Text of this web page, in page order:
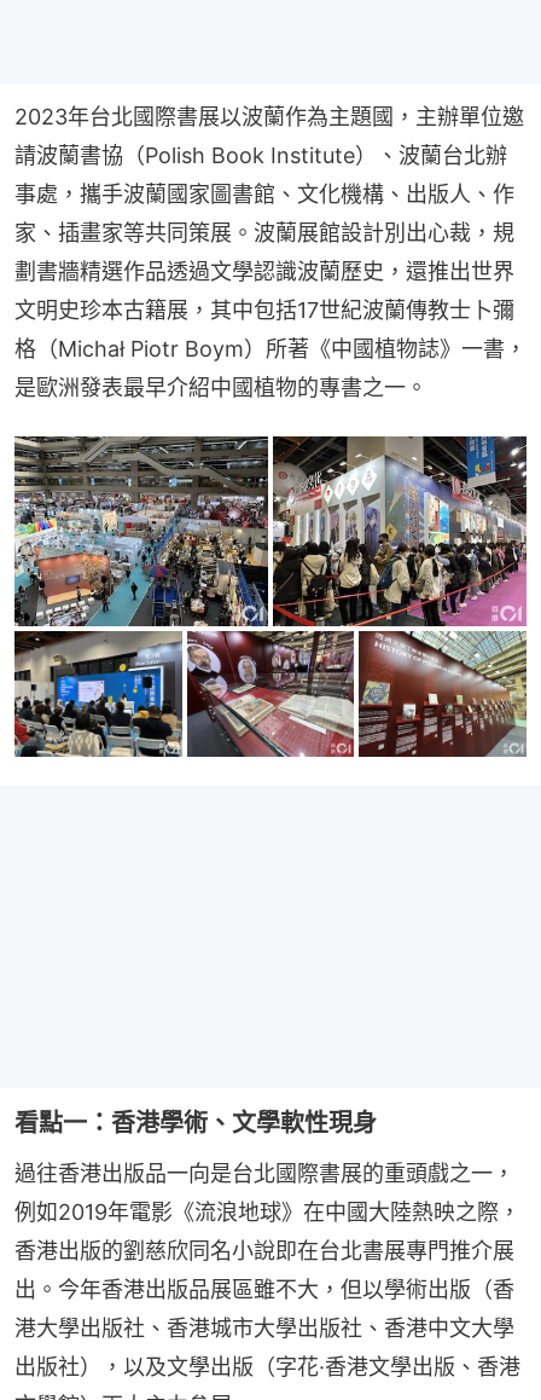
2023年台北國際書展以波蘭作為主題國，主辦單位邀
請波蘭書協（Polish Book Institute）、波蘭台北辦
事處，攜手波蘭國家圖書館、文化機構、出版人、作
家、插畫家等共同策展。波蘭展館設計別出心裁，規
劃書牆精選作品透過文學認識波蘭歷史，還推出世界
文明史珍本古籍展，其中包括17世紀波蘭傳教士卜彌
格（Michał Piotr Boym）所著《中國植物誌》一書，
是歐洲發表最早介紹中國植物的專書之一。
看點一：香港學術、文學軟性現身
過往香港出版品一向是台北國際書展的重頭戲之一，
例如2019年電影《流浪地球》在中國大陸熱映之際，
香港出版的劉慈欣同名小說即在台北書展專門推介展
出。今年香港出版品展區雖不大，但以學術出版（香
港大學出版社、香港城市大學出版社、香港中文大學
出版社），以及文學出版（字花·香港文學出版、香港